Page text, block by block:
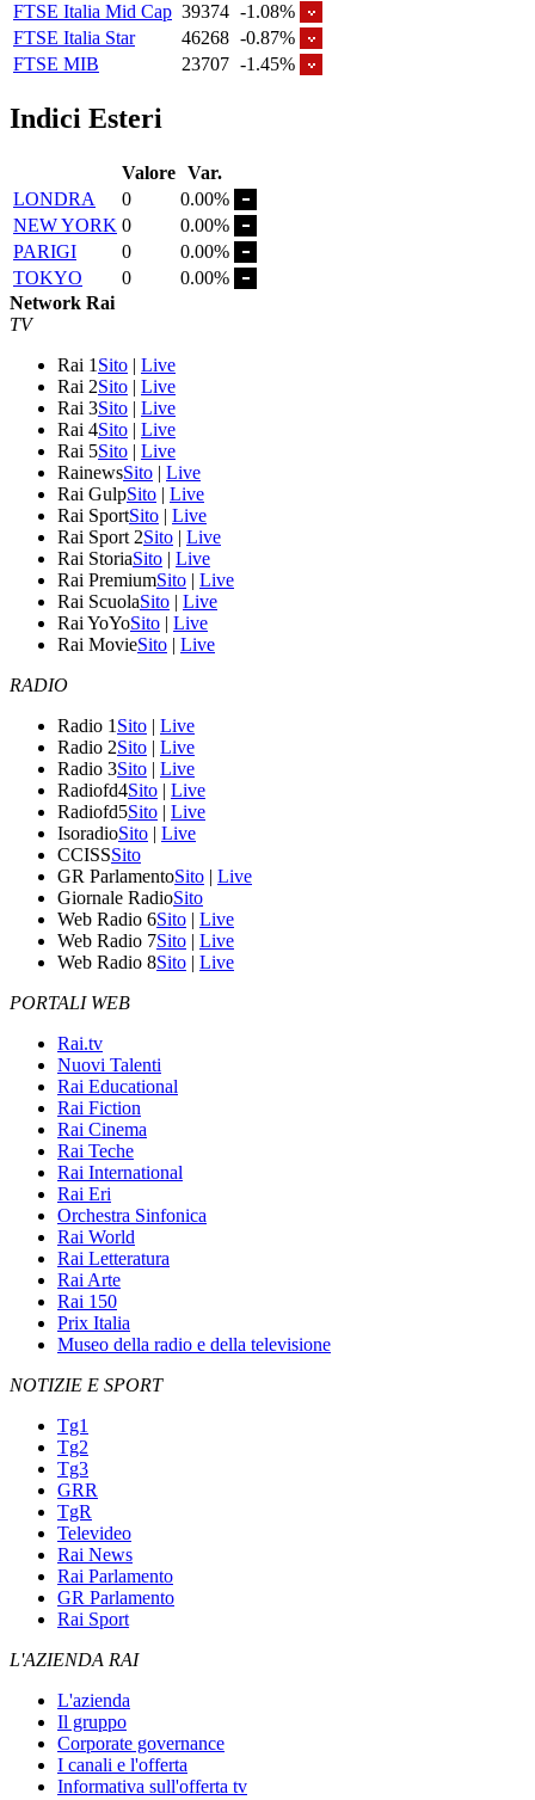
FTSE Italia Mid Cap 39374 -1.08%
FTSE Italia Star
46268 -0.87%
FTSE MIB
23707 -1.45%
Indici Esteri
Valore Var.
LONDRA
0
0.00%
NEW YORK 0
0.00%
PARIGI
0
0.00%
TOKYO
0
0.00%
Network Rai
TV
Rai 1 Sito | Live
Rai 2Sito | Live
Rai 3Sito | Live
Rai 4Sito | Live
Rai 5Sito | Live
RainewsSito | Live
Rai GulpSito | Live
Rai SportSito | Live
Rai Sport 2Sito | Live
Rai StoriaSito | Live
Rai PremiumSito | Live
Rai ScuolaSito | Live
Rai YoYoSito | Live
Rai MovieSito | Live
RADIO
Radio 1 Sito | Live
Radio 2Sito | Live
Radio 3Sito | Live
Radiofd4Sito | Live
Radiofd5Sito | Live
IsoradioSito | Live
CCISSSito
GR ParlamentoSito | Live
Giornale RadioSito
Web Radio 6Sito | Live
Web Radio 7Sito | Live
Web Radio 8Sito | Live
PORTALI WEB
Rai.tv
Nuovi Talenti
Rai Educational
Rai Fiction
Rai Cinema
Rai Teche
Rai International
Rai Eri
Orchestra Sinfonica
Rai World
Rai Letteratura
Rai Arte
Rai 150
Prix Italia
Museo della radio e della televisione
NOTIZIE E SPORT
Tg1
Tg2
Tg3
GRR
TgR
Televideo
Rai News
Rai Parlamento
GR Parlamento
Rai Sport
L'AZIENDA RAI
L'azienda
Il gruppo
Corporate governance
I canali e l'offerta
Informativa sull'offerta tv